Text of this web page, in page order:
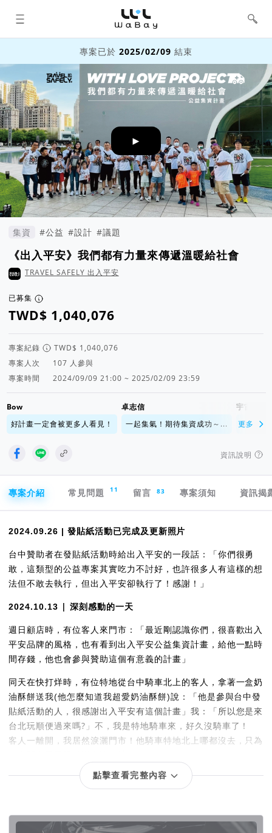
WaBay 挖貝 | 台灣最值得信賴的群眾
集資 / 群眾募資平台
專案已於2025/02/09 結束
►
集資 #公益 #設計 #議題
《出入平安》我們都有力量來傳遞溫暖給社會
TRAVEL SAFELY 出入平安
已募集
專案紀錄
專案人次
人參與
專案時間
2024/09/09 21:00 ~ 2025/02/09 23:59
Bow
好計畫一定會被更多人看見！
卓志信
一起集氣！期待集資成功～...
宇宙
最後衝
更多
資訊說明
專案介紹
常見問題 11 留言 83 專案須知 資訊揭
2024.09.26 | 發貼紙活動已完成及更新照片
台中贊助者在發貼紙活動時給出入平安的一段話：「你們很勇
敢，這類型的公益專案其實吃力不討好，也許很多人有這樣的想
法但不敢去執行，但出入平安卻執行了！感謝！」
2024.10.13 | 深刻感動的一天
週日顧店時，有位客人來門市：「最近剛認識你們，很喜歡出入
平安品牌的風格，也有看到出入平安公益集資計畫，給他一點時
間存錢，他也會參與贊助這個有意義的計畫」
同天在快打烊時，有位特地從台中騎車北上的客人，拿著一盒奶
油酥餅送我(他怎麼知道我超愛奶油酥餅)說：「他是參與台中發
貼紙活動的人，很感謝出入平安有這個計畫」我：
「所以您是來
台北玩順便過來嗎? 」 不，我是特地騎車來，好久沒騎車了！
客人一離開，我居然淚灑門市！他騎車特地北上哪都沒去，只為
2024.10.26｜天母搞什麼鬼 - 平安平安雞蛋糕擺攤已完成及更
2025.01.17｜調降目標金額
點擊查看完整內容
回饋項目